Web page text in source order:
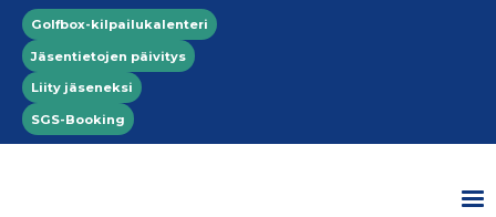
Hyppää pääsisältöön
Top menu
Golfbox-kilpailukalenteri
Jäsentietojen päivitys
Liity jäseneksi
SGS-Booking